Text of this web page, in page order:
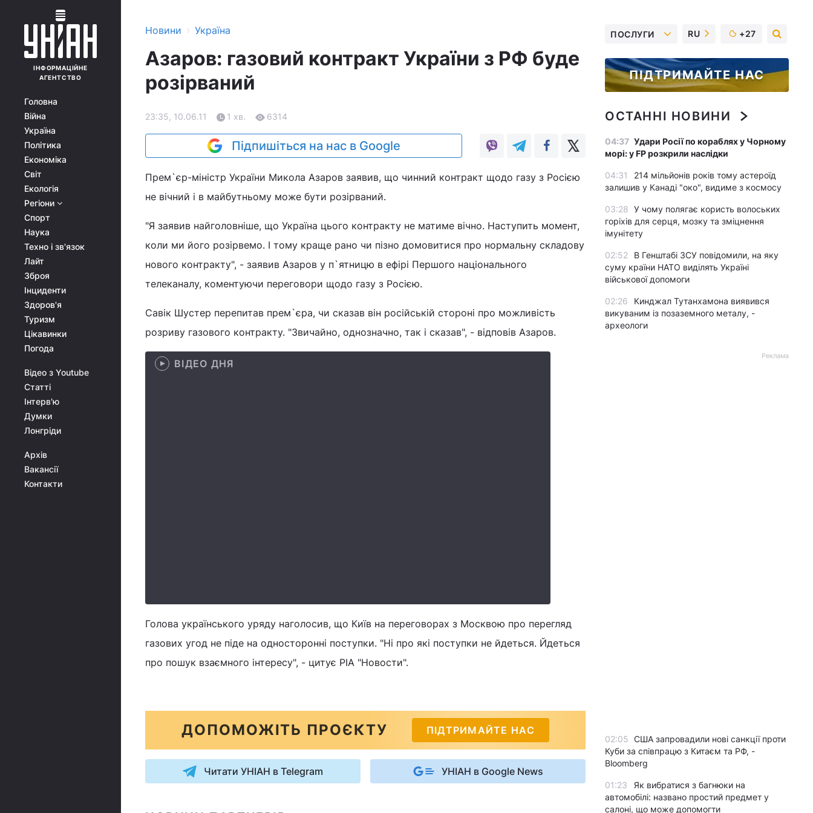
ІНФОРМАЦІЙНЕ
АГЕНТСТВО
Головна
Війна
Україна
Політика
Економіка
Світ
Екологія
Регіони
Спорт
Наука
Техно і зв'язок
Лайт
Зброя
Інциденти
Здоров'я
Туризм
Цікавинки
Погода
Відео з Youtube
Статті
Інтерв'ю
Думки
Лонгріди
Архів
Вакансії
Контакти
Новини › Україна
Азаров: газовий контракт України з РФ буде
розірваний
23:35, 10.06.11 1 хв. 6314
Підпишіться на нас в Google
Прем`єр-міністр України Микола Азаров заявив, що чинний контракт щодо газу з Росією
не вічний і в майбутньому може бути розірваний.
"Я заявив найголовніше, що Україна цього контракту не матиме вічно. Наступить момент,
коли ми його розірвемо. І тому краще рано чи пізно домовитися про нормальну складову
нового контракту", - заявив Азаров у п`ятницю в ефірі Першого національного
телеканалу, коментуючи переговори щодо газу з Росією.
Савік Шустер перепитав прем`єра, чи сказав він російській стороні про можливість
розриву газового контракту. "Звичайно, однозначно, так і сказав", - відповів Азаров.
ВІДЕО ДНЯ
Голова українського уряду наголосив, що Київ на переговорах з Москвою про перегляд
газових угод не піде на односторонні поступки. "Ні про які поступки не йдеться. Йдеться
про пошук взаємного інтересу", - цитує РІА "Новости".
ДОПОМОЖІТЬ ПРОЄКТУ ПІДТРИМАЙТЕ НАС
Читати УНІАН в Telegram УНІАН в Google News
ПОСЛУГИ RU +27
ПІДТРИМАЙТЕ НАС
ОСТАННІ НОВИНИ
04:37 Удари Росії по кораблях у Чорному
морі: у FP розкрили наслідки
04:31
214 мільйонів років тому астероїд
залишив у Канаді "око", видиме з космосу
03:28 У чому полягає користь волоських
горіхів для серця, мозку та зміцнення
імунітету
02:52
В Генштабі ЗСУ повідомили, на яку
суму країни НАТО виділять Україні
військової допомоги
02:26
Кинджал Тутанхамона виявився
викуваним із позаземного металу, -
археологи
Реклама
02:05 США запровадили нові санкції проти
Куби за співпрацю з Китаєм та РФ, -
Bloomberg
01:23
Як вибратися з багнюки на
автомобілі: названо простий предмет у
салоні, що може допомогти